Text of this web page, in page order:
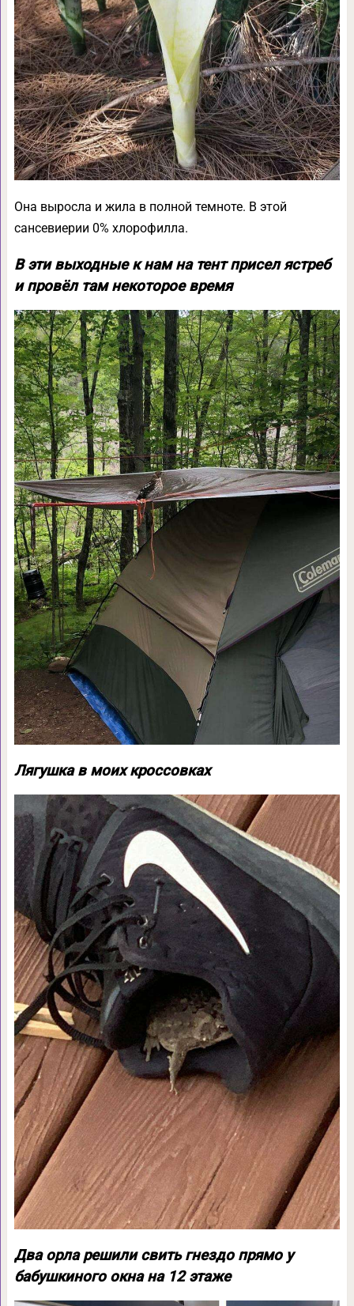
Она выросла и жила в полной темноте. В этой
сансевиерии 0% хлорофилла.
В эти выходные к нам на тент присел ястреб
и провёл там некоторое время
Лягушка в моих кроссовках
Два орла решили свить гнездо прямо у
бабушкиного окна на 12 этаже